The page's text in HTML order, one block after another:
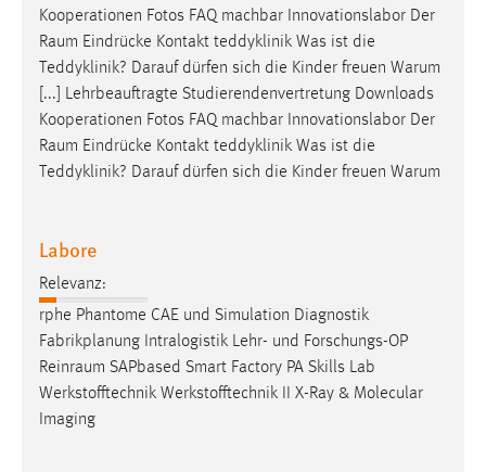
Kooperationen Fotos FAQ machbar Innovationslabor Der
Raum Eindrücke Kontakt teddyklinik Was ist die
Teddyklinik? Darauf dürfen sich die Kinder freuen Warum
[...] Lehrbeauftragte Studierendenvertretung Downloads
Kooperationen Fotos FAQ machbar Innovationslabor Der
Raum Eindrücke Kontakt teddyklinik Was ist die
Teddyklinik? Darauf dürfen sich die Kinder freuen Warum
Labore
Relevanz:
rphe Phantome CAE und Simulation Diagnostik
Fabrikplanung Intralogistik Lehr- und Forschungs-OP
Reinraum SAPbased Smart Factory PA Skills Lab
Werkstofftechnik Werkstofftechnik II X-Ray & Molecular
Imaging